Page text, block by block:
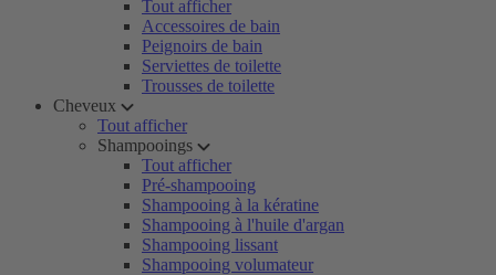
Tout afficher
Accessoires de bain
Peignoirs de bain
Serviettes de toilette
Trousses de toilette
Cheveux
Tout afficher
Shampooings
Tout afficher
Pré-shampooing
Shampooing à la kératine
Shampooing à l'huile d'argan
Shampooing lissant
Shampooing volumateur